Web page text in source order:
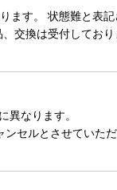
す。 状態難と表
交換は受付してお
なります。
セルとさせていた